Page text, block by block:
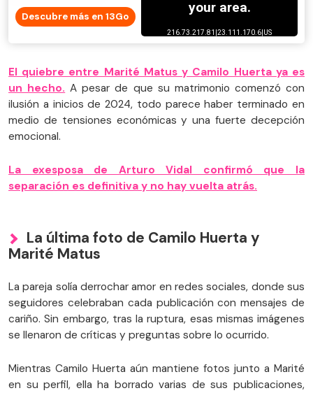
Descubre más en 13Go
El quiebre entre Marité Matus y Camilo Huerta ya es
un hecho. A pesar de que su matrimonio comenzó con
ilusión a inicios de 2024, todo parece haber terminado en
medio de tensiones económicas y una fuerte decepción
emocional.
La exesposa de Arturo Vidal confirmó que la
separación es definitiva y no hay vuelta atrás.
La última foto de Camilo Huerta y
Marité Matus
La pareja solía derrochar amor en redes sociales, donde sus
seguidores celebraban cada publicación con mensajes de
cariño. Sin embargo, tras la ruptura, esas mismas imágenes
se llenaron de críticas y preguntas sobre lo ocurrido.
Mientras Camilo Huerta aún mantiene fotos junto a Marité
en su perfil, ella ha borrado varias de sus publicaciones,